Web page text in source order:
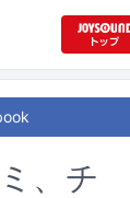
、チ